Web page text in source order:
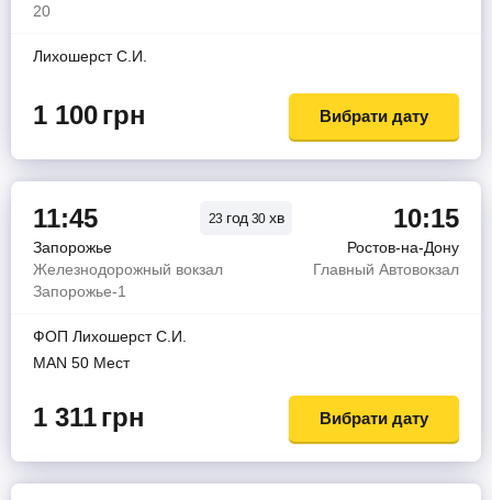
20
Лихошерст С.И.
1 100грн Вибрати дату
11:45 23 год 30 хв 10:15
Запорожье
Ростов-на-Дону
Железнодорожный вокзал
Запорожье-1
Главный Автовокзал
ФОП Лихошерст С.И.
MAN 50 Мест
1 311грн Вибрати дату